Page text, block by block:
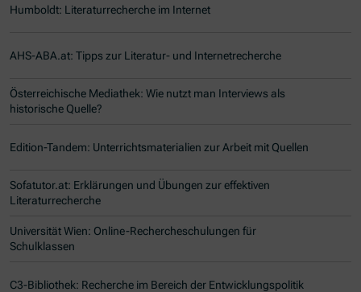
Humboldt: Literaturrecherche im Internet
AHS-ABA.at: Tipps zur Literatur- und Internetrecherche
Österreichische Mediathek: Wie nutzt man Interviews als
historische Quelle?
Edition-Tandem: Unterrichtsmaterialien zur Arbeit mit Quellen
Sofatutor.at: Erklärungen und Übungen zur effektiven
Literaturrecherche
Universität Wien: Online-Rechercheschulungen für
Schulklassen
C3-Bibliothek: Recherche im Bereich der Entwicklungspolitik